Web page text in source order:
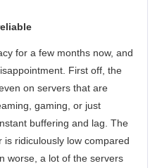
for a few months now, and
First off, the
on servers that are
gaming, or just
buffering and lag. The
ridiculously low compared
worse, a lot of the servers